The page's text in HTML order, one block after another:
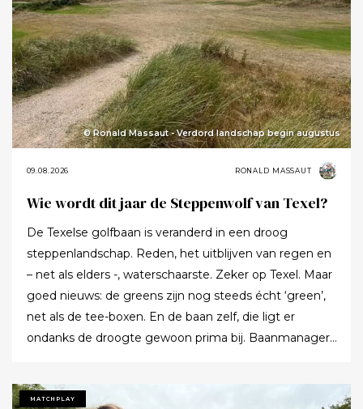
© Ronald Massaut - Verdord landschap begin augustus
09.08.2026 RONALD MASSAUT
Wie wordt dit jaar de Steppenwolf van Texel?
De Texelse golfbaan is veranderd in een droog
steppenlandschap. Reden, het uitblijven van regen en
– net als elders -, waterschaarste. Zeker op Texel. Maar
goed nieuws: de greens zijn nog steeds écht ‘green’,
net als de tee-boxen. En de baan zelf, die ligt er
ondanks de droogte gewoon prima bij. Baanmanager
noemenswaardige regen meer gevallen. Tenminste,
MATCHPLAY